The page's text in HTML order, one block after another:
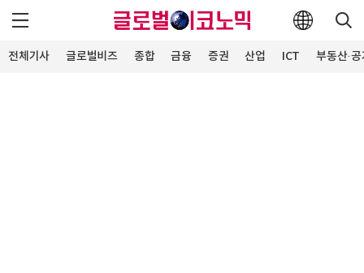
전체기사 글로벌비즈 종합 금융 증권 산업 ICT 부동산·